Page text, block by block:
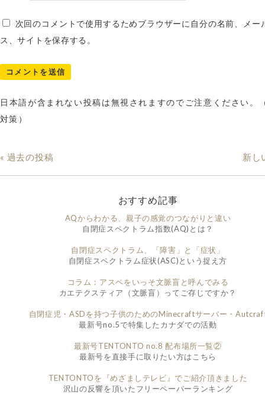
次回のコメントで使用するためブラウザーに自分の名前、メー
ス、サイトを保存する。
日本語が含まれない投稿は無視されますのでご注意ください。
対策）
« 過去の投稿 新し
おすすめ記事
AQからわかる、親子の感覚のつながりと違い
自閉症スペクトラム指数(AQ)とは？
自閉症スペクトラム、「障害」と「症状」
自閉症スペクトラム症状(ASC)という捉え方
コラム：アスペをいっそ文脈盲と呼んでみる
カエテクスティア（文脈盲）ってご存じですか？
自閉症児・ASDを持つ子供のためのMinecraftサーバー・
最新号no.5で特集したカナダでの活動
最新号TENTONTO no.8 配布場所一覧②
最新号を直接手に取りたい方はこちら
TENTONTOを『めざましテレビ』でご紹介頂きました
沢山の反響を頂いたフリーペーパーランキング